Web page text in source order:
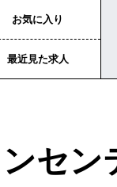
お気に入り
最近見た求人
セン